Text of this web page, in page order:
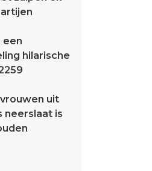
een
hilarische
uit
neerslaat is